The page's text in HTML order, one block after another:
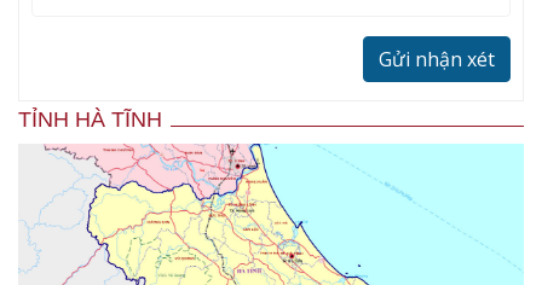
Gửi nhận xét
TỈNH HÀ TĨNH